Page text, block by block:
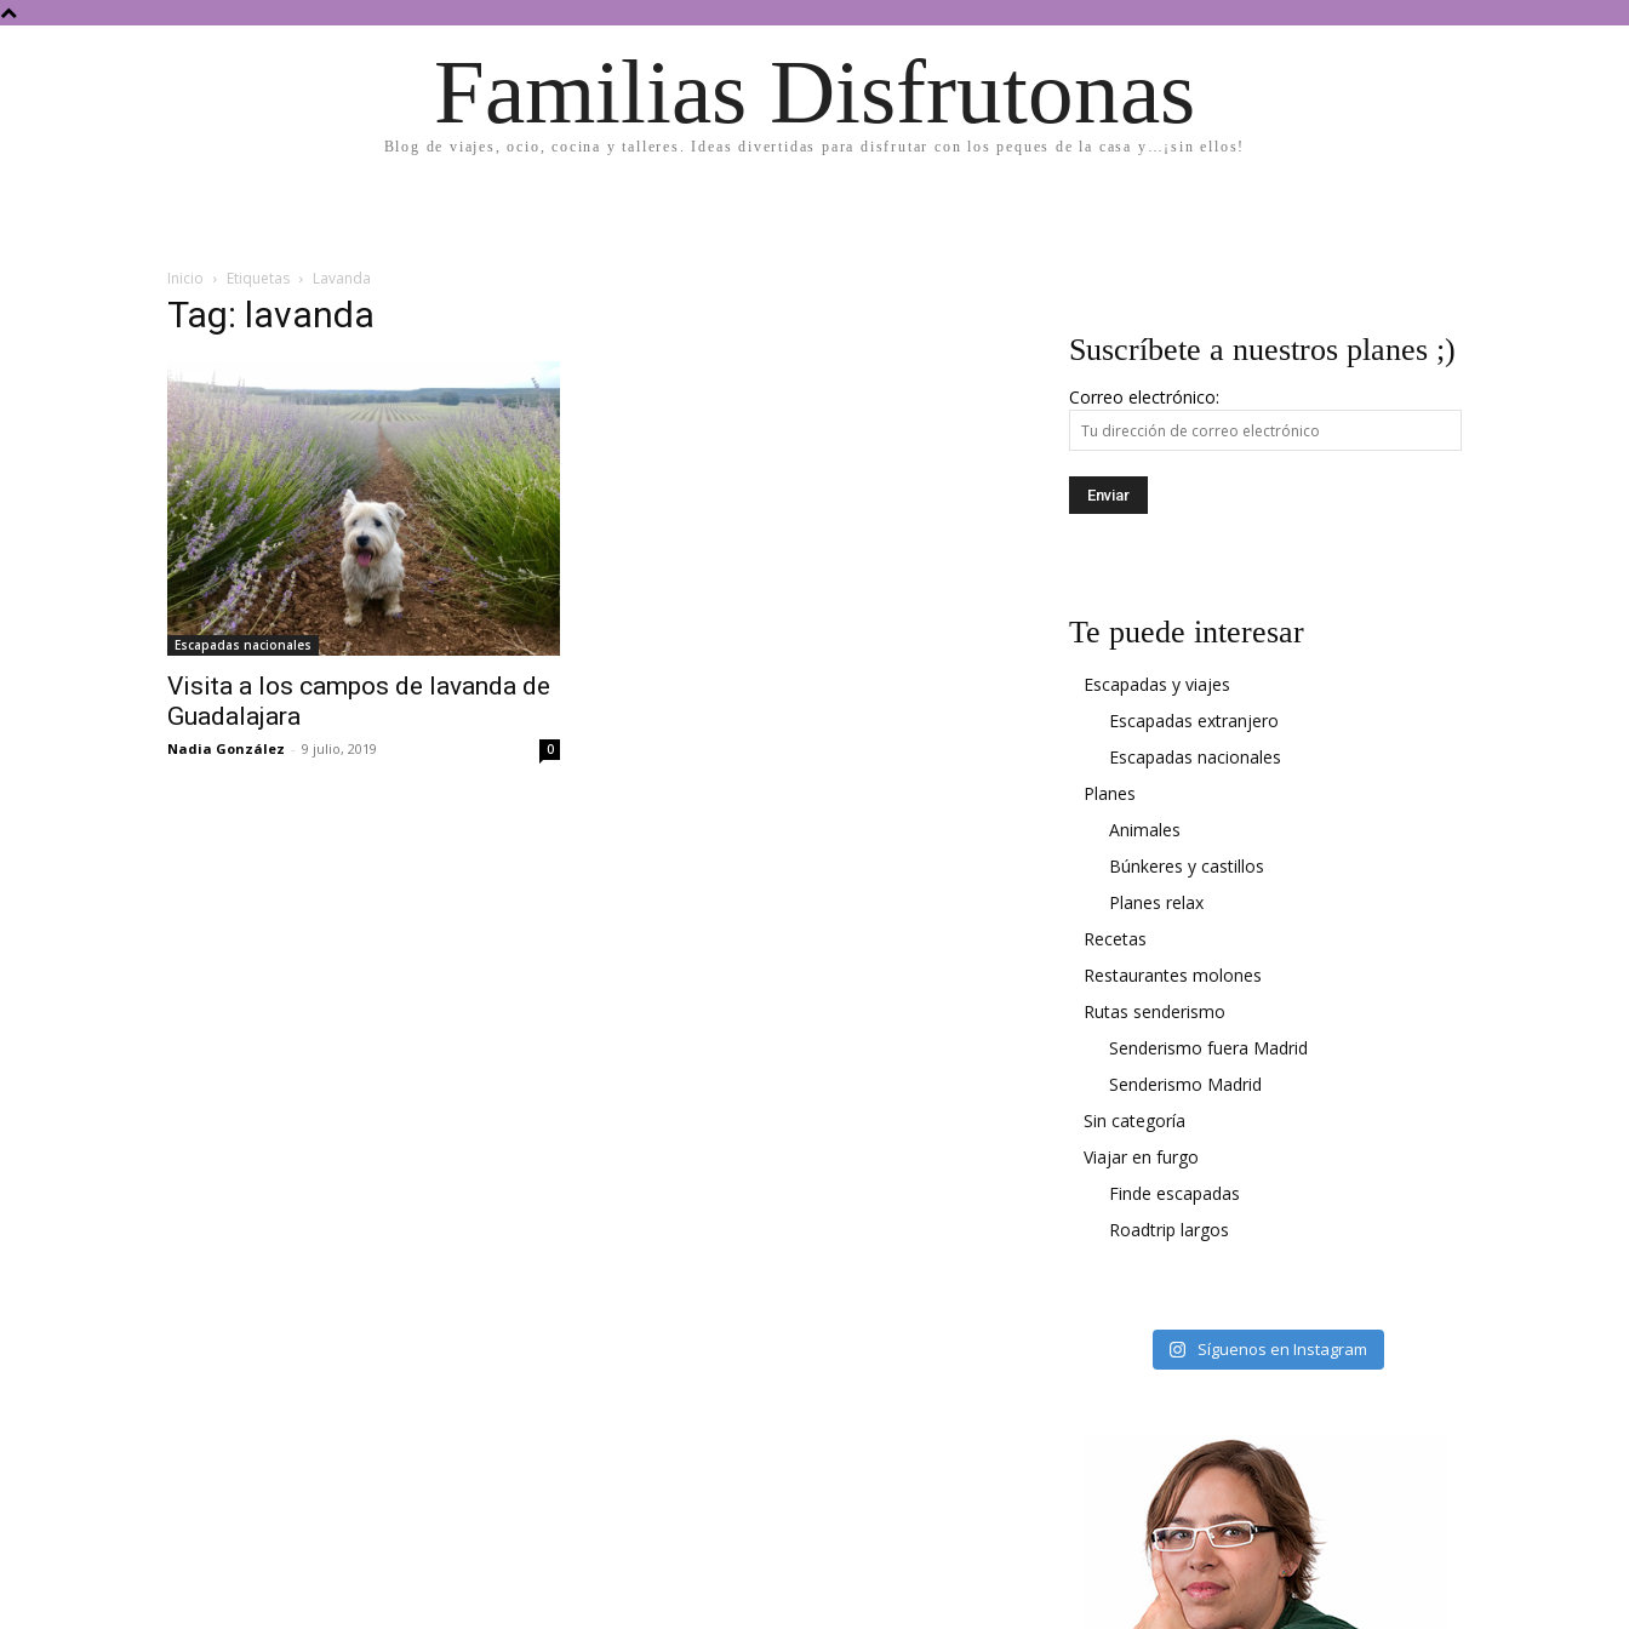
Familias Disfrutonas
Blog de viajes, ocio, cocina y talleres. Ideas divertidas para disfrutar con los peques de la casa y…¡sin ellos!
Inicio Etiquetas Lavanda
Tag: lavanda
Escapadas nacionales
Visita a los campos de lavanda de
Guadalajara
Nadia González - 9 julio, 2019 0
Suscríbete a nuestros planes ;)
Correo electrónico:
Te puede interesar
Escapadas y viajes
Escapadas extranjero
Escapadas nacionales
Planes
Animales
Búnkeres y castillos
Planes relax
Recetas
Restaurantes molones
Rutas senderismo
Senderismo fuera Madrid
Senderismo Madrid
Sin categoría
Viajar en furgo
Finde escapadas
Roadtrip largos
Síguenos en Instagram